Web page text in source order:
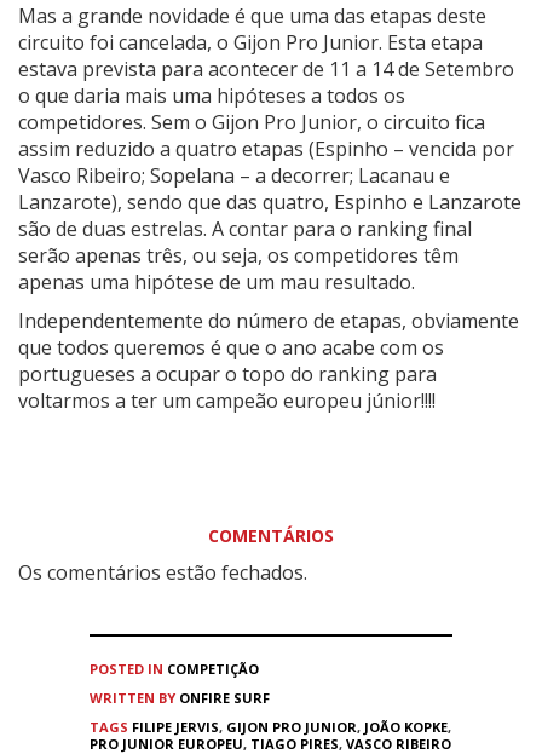
Mas a grande novidade é que uma das etapas deste
circuito foi cancelada, o Gijon Pro Junior. Esta etapa
estava prevista para acontecer de 11 a 14 de Setembro
o que daria mais uma hipóteses a todos os
competidores. Sem o Gijon Pro Junior, o circuito fica
assim reduzido a quatro etapas (Espinho – vencida por
Vasco Ribeiro; Sopelana – a decorrer; Lacanau e
Lanzarote), sendo que das quatro, Espinho e Lanzarote
são de duas estrelas. A contar para o ranking final
serão apenas três, ou seja, os competidores têm
apenas uma hipótese de um mau resultado.
Independentemente do número de etapas, obviamente
que todos queremos é que o ano acabe com os
portugueses a ocupar o topo do ranking para
voltarmos a ter um campeão europeu júnior!!!!
COMENTÁRIOS
Os comentários estão fechados.
POSTED IN COMPETIÇÃO
WRITTEN BY ONFIRE SURF
TAGS FILIPE JERVIS, GIJON PRO JUNIOR, JOÃO KOPKE,
PRO JUNIOR EUROPEU, TIAGO PIRES, VASCO RIBEIRO